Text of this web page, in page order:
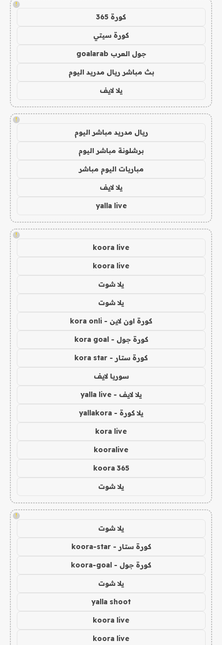
!
كورة 365
كورة سيتي
جول العرب goalarab
بث مباشر ريال مدريد اليوم
يلا لايف
!
ريال مدريد مباشر اليوم
برشلونة مباشر اليوم
مباريات اليوم مباشر
يلا لايف
yalla live
!
koora live
koora live
يلا شوت
يلا شوت
كورة اون لاين - kora onli
كورة جول - kora goal
كورة ستار - kora star
سوريا لايف
يلا لايف - yalla live
يلا كورة - yallakora
kora live
kooralive
koora 365
يلا شوت
!
يلا شوت
كورة ستار - koora-star
كورة جول - koora-goal
يلا شوت
yalla shoot
koora live
koora live